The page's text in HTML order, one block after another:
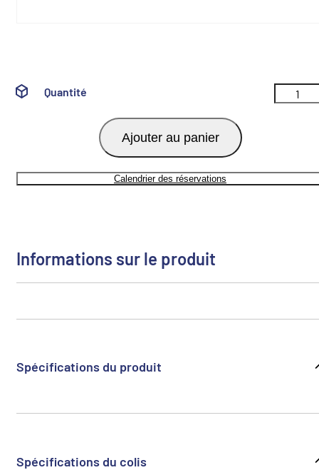
Quantité
Ajouter au panier
Calendrier des réservations
Informations sur le produit
Spécifications du produit
Spécifications du colis